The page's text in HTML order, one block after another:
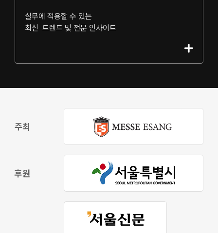
실무에 적용할 수 있는
최신 트렌드 및 전문 인사이트
주최
후원